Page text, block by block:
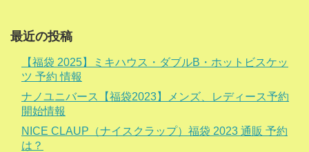
最近の投稿
【福袋 2025】ミキハウス・ダブルB・ホットビスケッ
ツ 予約 情報
ナノユニバース【福袋2023】メンズ、レディース予約
開始情報
NICE CLAUP（ナイスクラップ）福袋 2023 通販 予約
は？